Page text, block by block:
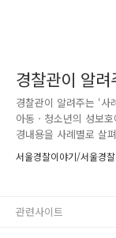
경찰관이 알려
경찰관이 알려주는 ‘
아동ㆍ청소년의 성보
경내용을 사례별로 살
년 또는 아동청소년으
떻게 축소된 것인지?
로, ‘아동ㆍ청소년으
서울경찰이야기/서울경
관련사이트